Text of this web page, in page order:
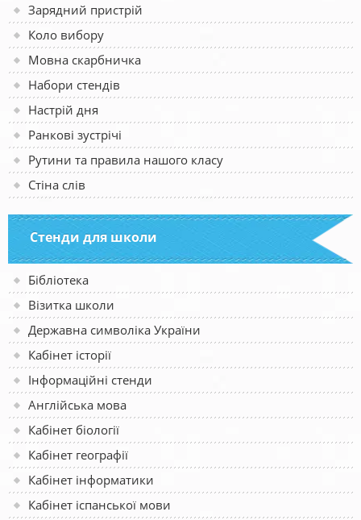
Зарядний пристрій
Коло вибору
Мовна скарбничка
Набори стендів
Настрій дня
Ранкові зустрічі
Рутини та правила нашого класу
Стіна слів
Стенди для школи
Бібліотека
Візитка школи
Державна символіка України
Кабінет історії
Інформаційні стенди
Англійська мова
Кабінет біології
Кабінет географії
Кабінет інформатики
Кабінет іспанської мови